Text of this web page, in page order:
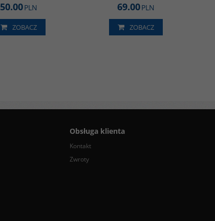
50.00PLN
ZOBACZ
69.00PLN
ZOBACZ
Obsługa klienta
Kontakt
Zwroty